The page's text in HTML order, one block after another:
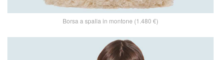
Borsa a spalla in montone (1.480 €)